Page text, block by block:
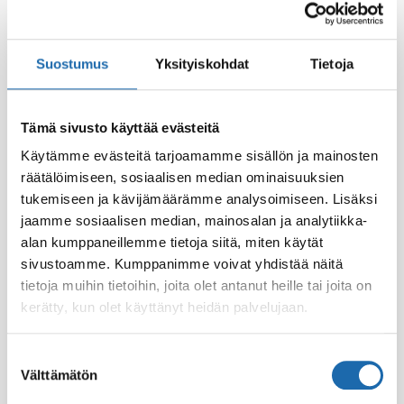
Suostumus Yksityiskohdat Tietoja
Tämä sivusto käyttää evästeitä
Käytämme evästeitä tarjoamamme sisällön ja mainosten
räätälöimiseen, sosiaalisen median ominaisuuksien
tukemiseen ja kävijämäärämme analysoimiseen. Lisäksi
jaamme sosiaalisen median, mainosalan ja analytiikka-
alan kumppaneillemme tietoja siitä, miten käytät
sivustoamme. Kumppanimme voivat yhdistää näitä
tietoja muihin tietoihin, joita olet antanut heille tai joita on
kerätty, kun olet käyttänyt heidän palvelujaan.
valinta
Välttämätön
Eläintiladesi 500 ml
8.00€
Lisää ostoskoriin
Softcare Palju,
poreamme ja uima-
allasdesi 1000 ml
24.00 €
Lisää ostoskoriin